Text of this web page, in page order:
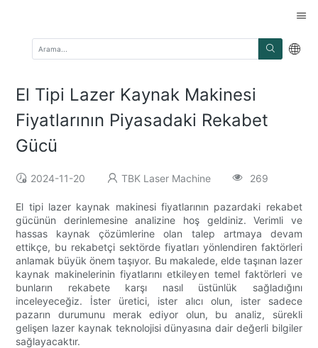
El Tipi Lazer Kaynak Makinesi
Fiyatlarının Piyasadaki Rekabet
Gücü
2024-11-20 TBK Laser Machine 269
El tipi lazer kaynak makinesi fiyatlarının pazardaki rekabet
gücünün derinlemesine analizine hoş geldiniz. Verimli ve
hassas kaynak çözümlerine olan talep artmaya devam
ettikçe, bu rekabetçi sektörde fiyatları yönlendiren faktörleri
anlamak büyük önem taşıyor. Bu makalede, elde taşınan lazer
kaynak makinelerinin fiyatlarını etkileyen temel faktörleri ve
bunların rekabete karşı nasıl üstünlük sağladığını
inceleyeceğiz. İster üretici, ister alıcı olun, ister sadece
pazarın durumunu merak ediyor olun, bu analiz, sürekli
gelişen lazer kaynak teknolojisi dünyasına dair değerli bilgiler
sağlayacaktır.